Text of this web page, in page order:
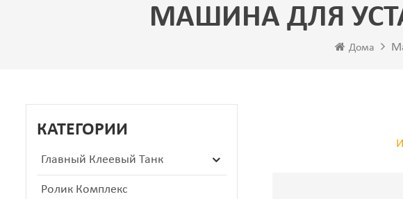
МАШИНА ДЛЯ
Дома
КАТЕГОРИИ
Главный Клеевый Танк
Ролик Комплекс